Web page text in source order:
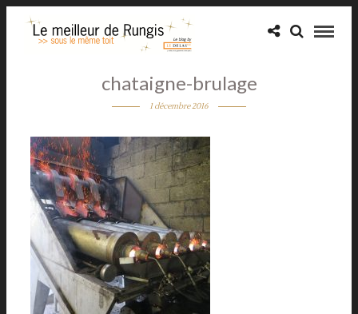
chataigne-brulage
1 décembre 2016